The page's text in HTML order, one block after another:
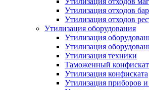
Утилизация отходов
Утилизация отходов
Утилизация оборудования
Утилизация
Утилизация
Утилизация техники
Таможенный конфискат
Утилизация конфиската
Утилизация приборов и